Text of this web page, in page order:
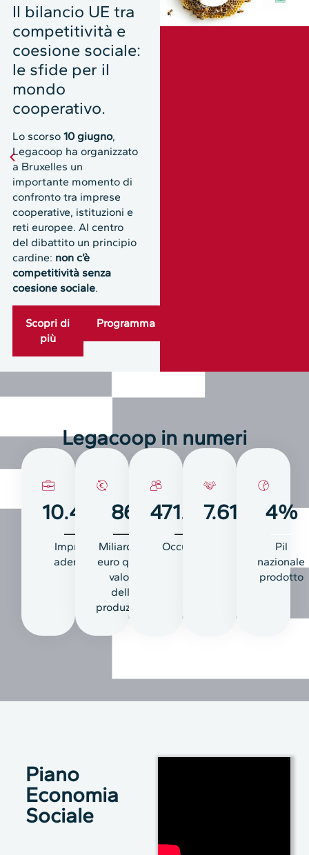
Il bilancio UE tra
competitività e
coesione sociale:
le sfide per il
mondo
cooperativo.
Lo scorso 10 giugno,
Legacoop ha organizzato
a Bruxelles un
importante momento di
confronto tra imprese
cooperative, istituzioni e
reti europee. Al centro
del dibattito un principio
cardine: non c’è
competitività senza
coesione sociale.
Scopri di
più
Programma
Legacoop in numeri
10.446
Imprese
aderenti
86
Miliardi di
euro quale
valore
della
produzione
471.481
Occupati
7.615.529
4%
Pil
nazionale
prodotto
Piano
Economia
Sociale